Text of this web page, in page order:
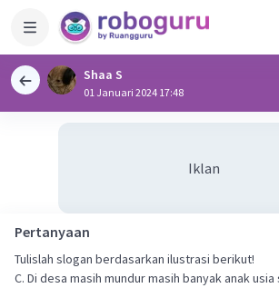
Shaa S
01 Januari 2024 17:48
Iklan
Pertanyaan
Tulislah slogan berdasarkan ilustrasi berikut!
C. Di desa masih mundur masih banyak anak